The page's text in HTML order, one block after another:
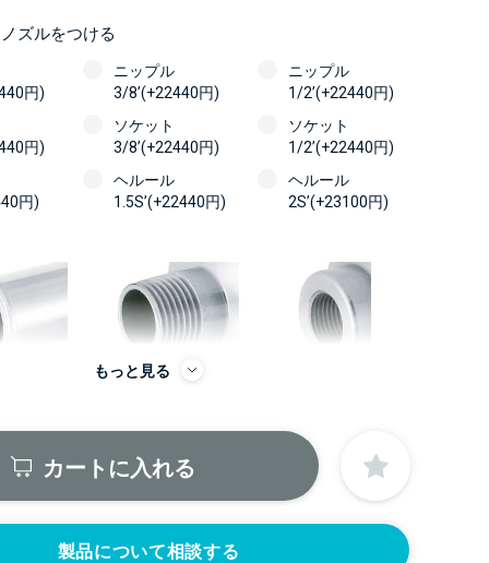
ズルをつける
円)
ニップル
3/8’(+22440円)
ニップル
1/2’(+22440円)
円)
ソケット
3/8’(+22440円)
ソケット
1/2’(+22440円)
円)
ヘルール
1.5S’(+22440円)
ヘルール
2S’(+23100円)
もっと見る
カートに入れる
製品について相談する